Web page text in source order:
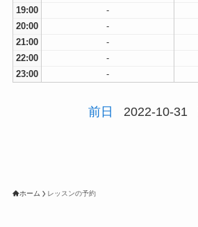
19:00
-
20:00
-
21:00
-
22:00
-
23:00
-
前日 2022-10-31
ホーム レッスンの予約